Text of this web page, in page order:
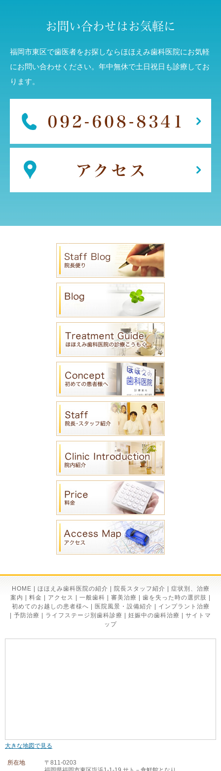
お問い合わせはお気軽に
福岡市東区で歯医者をお探しならほほえみ歯科医院にお気軽
にお問い合わせください。年中無休で土日祝日も診療してお
ります。
HOME ほほえみ歯科医院の紹介 院長スタッフ紹介
症状別、治療
案内
料金 アクセス 一般歯科 審美治療 歯を失った時の選択肢
初めてのお越しの患者様へ
医院風景・設備紹介
インプラント治療
予防治療 ライフステージ別歯科診療 妊娠中の歯科治療
サイトマ
ップ
大きな地図で見る
所在地
〒811-0203